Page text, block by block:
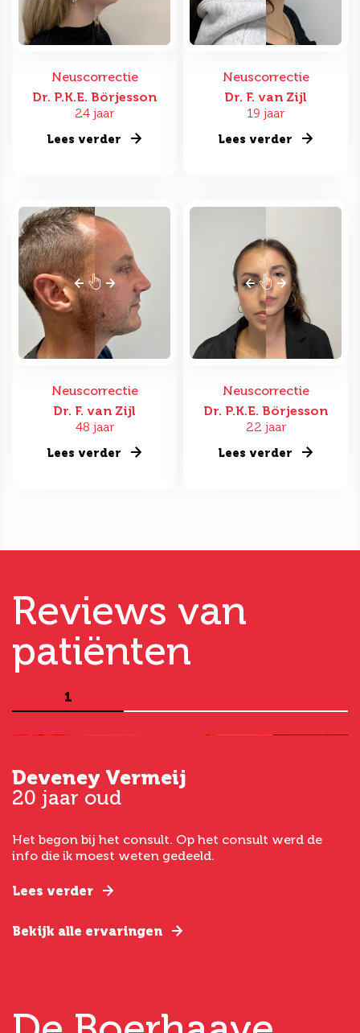
Neuscorrectie
Dr. P.K.E. Börjesson
24 jaar
Lees verder
Neuscorrectie
Dr. F. van Zijl
19 jaar
Lees verder
Neuscorrectie
Dr. F. van Zijl
48 jaar
Lees verder
Neuscorrectie
Dr. P.K.E. Börjesson
22 jaar
Lees verder
Reviews van
patiënten
1
Deveney Vermeij
20 jaar oud
Het begon bij het consult. Op het consult werd de
info die ik moest weten gedeeld.
Lees verder
Bekijk alle ervaringen